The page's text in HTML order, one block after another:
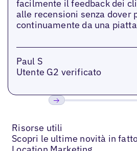
facilmente il feedback dei
alle recensioni senza dover
continuamente da una
Paul S
Utente G2 verificato
Risorse utili
Scopri le ultime novità in